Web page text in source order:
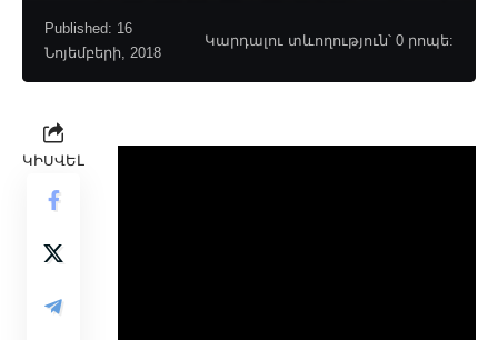
Published: 16
Նոյեմբերի, 2018
Կարդալու տևողություն՝ 0 րոպե:
ԿԻՍՎԵԼ